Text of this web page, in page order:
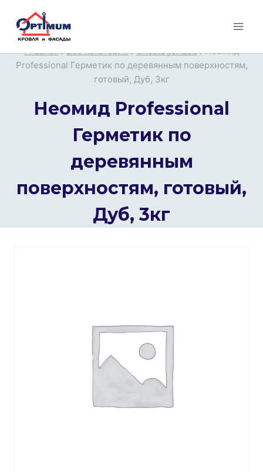
Перейти
Главная / Все категории / Uncategorized / Неомид
Professional Герметик по деревянным поверхностям,
готовый, Дуб, 3кг
Неомид Professional
Герметик по
деревянным
поверхностям, готовый,
Дуб, 3кг